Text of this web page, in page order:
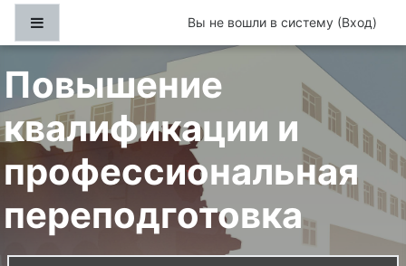
Перейти к основному содержанию
Вы не вошли в систему (Вход)
Повышение
квалификации и
профессиональная
переподготовка